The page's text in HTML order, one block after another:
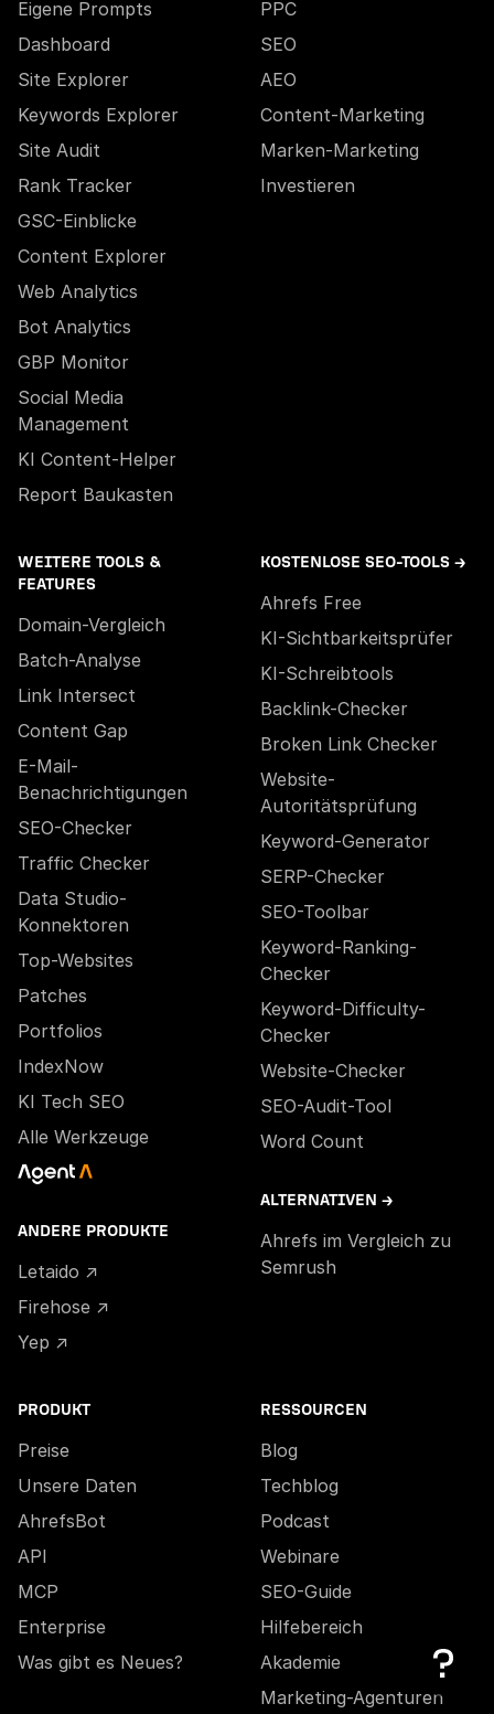
Eigene Prompts
Dashboard
Site Explorer
Keywords Explorer
Site Audit
Rank Tracker
GSC-Einblicke
Content Explorer
Web Analytics
Bot Analytics
GBP Monitor
Social Media
Management
KI Content-Helper
Report Baukasten
PPC
SEO
AEO
Content-Marketing
Marken-Marketing
Investieren
WEITERE TOOLS &
FEATURES
Domain-Vergleich
Batch-Analyse
Link Intersect
Content Gap
E-Mail-
Benachrichtigungen
SEO-Checker
Traffic Checker
Data Studio-
Konnektoren
Top-Websites
Patches
Portfolios
IndexNow
KI Tech SEO
Alle Werkzeuge
ANDERE PRODUKTE
Letaido ↗
Firehose ↗
Yep ↗
KOSTENLOSE SEO-TOOLS →
Ahrefs Free
KI-Sichtbarkeitsprüfer
KI-Schreibtools
Backlink-Checker
Broken Link Checker
Website-
Autoritätsprüfung
Keyword-Generator
SERP-Checker
SEO-Toolbar
Keyword-Ranking-
Checker
Keyword-Difficulty-
Checker
Website-Checker
SEO-Audit-Tool
Word Count
ALTERNATIVEN →
Ahrefs im Vergleich zu
Semrush
PRODUKT
Preise
Unsere Daten
AhrefsBot
API
MCP
Enterprise
Was gibt es Neues?
RESSOURCEN
Blog
Techblog
Podcast
Webinare
SEO-Guide
Hilfebereich
Akademie
Marketing-Agenturen